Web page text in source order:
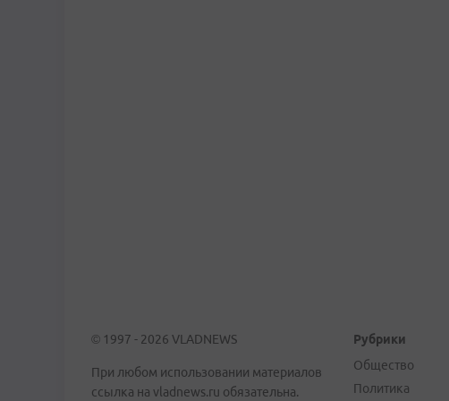
© 1997 - 2026 VLADNEWS
При любом использовании материалов
ссылка на vladnews.ru обязательна.
Рубрики
Общество
Политика